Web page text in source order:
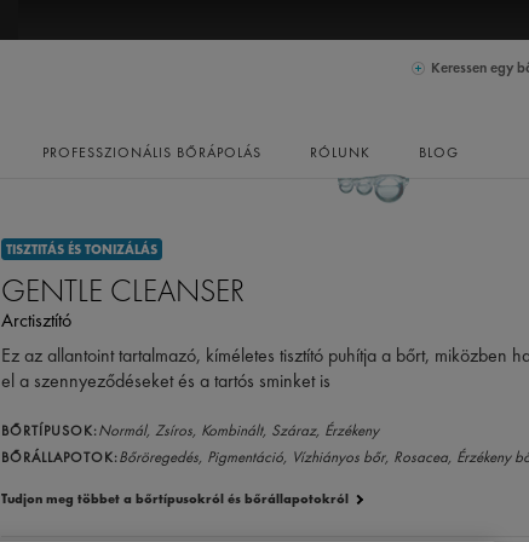
Keressen egy
PROFESSZIONÁLIS BŐRÁPOLÁS RÓLUNK BLOG
TISZTITÁS ÉS TONIZÁLÁS
GENTLE CLEANSER
Arctisztító
Ez az allantoint tartalmazó, kíméletes tisztító puhítja a bőrt, miközben
el a szennyeződéseket és a tartós sminket is
BŐRTÍPUSOK:Normál, Zsíros, Kombinált, Száraz, Érzékeny
BŐRÁLLAPOTOK:Bőröregedés, Pigmentáció, Vízhiányos bőr, Rosacea, Érzékeny
Tudjon meg többet a bőrtípusokról és bőrállapotokról